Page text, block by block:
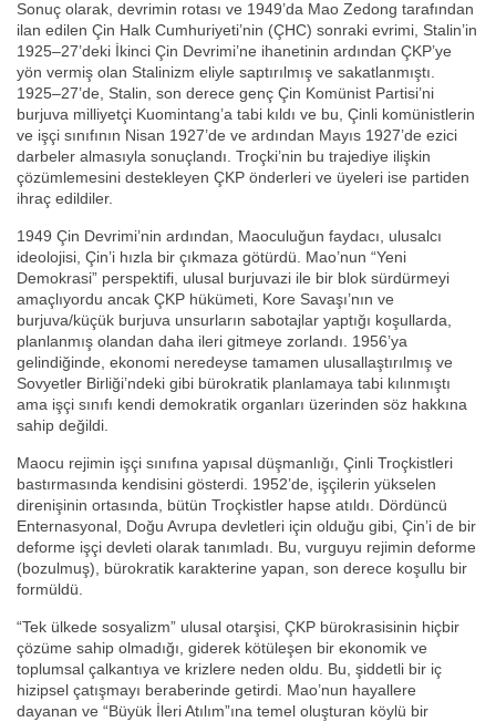
Sonuç olarak, devrimin rotası ve 1949’da Mao Zedong tarafından
ilan edilen Çin Halk Cumhuriyeti’nin (ÇHC) sonraki evrimi, Stalin’in
1925–27’deki İkinci Çin Devrimi’ne ihanetinin ardından ÇKP’ye
yön vermiş olan Stalinizm eliyle saptırılmış ve sakatlanmıştı.
1925–27’de, Stalin, son derece genç Çin Komünist Partisi’ni
burjuva milliyetçi Kuomintang’a tabi kıldı ve bu, Çinli komünistlerin
ve işçi sınıfının Nisan 1927’de ve ardından Mayıs 1927’de ezici
darbeler almasıyla sonuçlandı. Troçki’nin bu trajediye ilişkin
çözümlemesini destekleyen ÇKP önderleri ve üyeleri ise partiden
ihraç edildiler.
1949 Çin Devrimi’nin ardından, Maoculuğun faydacı, ulusalcı
ideolojisi, Çin’i hızla bir çıkmaza götürdü. Mao’nun “Yeni
Demokrasi” perspektifi, ulusal burjuvazi ile bir blok sürdürmeyi
amaçlıyordu ancak ÇKP hükümeti, Kore Savaşı’nın ve
burjuva/küçük burjuva unsurların sabotajlar yaptığı koşullarda,
planlanmış olandan daha ileri gitmeye zorlandı. 1956’ya
gelindiğinde, ekonomi neredeyse tamamen ulusallaştırılmış ve
Sovyetler Birliği’ndeki gibi bürokratik planlamaya tabi kılınmıştı
ama işçi sınıfı kendi demokratik organları üzerinden söz hakkına
sahip değildi.
Maocu rejimin işçi sınıfına yapısal düşmanlığı, Çinli Troçkistleri
bastırmasında kendisini gösterdi. 1952’de, işçilerin yükselen
direnişinin ortasında, bütün Troçkistler hapse atıldı. Dördüncü
Enternasyonal, Doğu Avrupa devletleri için olduğu gibi, Çin’i de bir
deforme işçi devleti olarak tanımladı. Bu, vurguyu rejimin deforme
(bozulmuş), bürokratik karakterine yapan, son derece koşullu bir
formüldü.
“Tek ülkede sosyalizm” ulusal otarşisi, ÇKP bürokrasisinin hiçbir
çözüme sahip olmadığı, giderek kötüleşen bir ekonomik ve
toplumsal çalkantıya ve krizlere neden oldu. Bu, şiddetli bir iç
hizipsel çatışmayı beraberinde getirdi. Mao’nun hayallere
dayanan ve “Büyük İleri Atılım”ına temel oluşturan köylü bir